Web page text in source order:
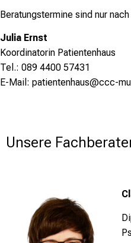
Beratungstermine sind nur
Julia Ernst
Koordinatorin Patientenhaus
Tel.: 089 4400 57431
E-Mail: patientenhaus@ccc-
Unsere